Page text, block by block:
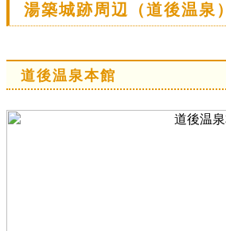
湯築城跡周辺（道後温泉）
道後温泉本館